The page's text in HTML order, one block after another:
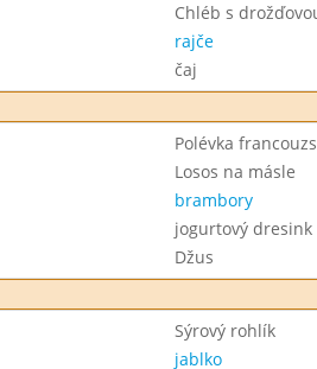
Chléb s
rajče
čaj
Polévka
Losos na másle
brambory
jogurtový dresink
Džus
Sýrový rohlík
jablko